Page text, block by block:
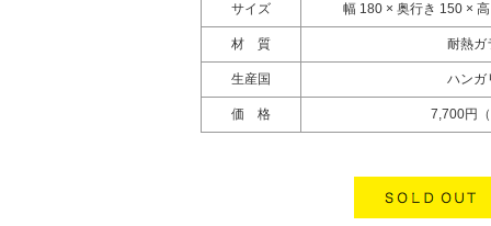
サイズ 幅 180 × 奥行き 150 ×
材 質 耐熱ガ
生産国 ハンガ
価 格 7,700円